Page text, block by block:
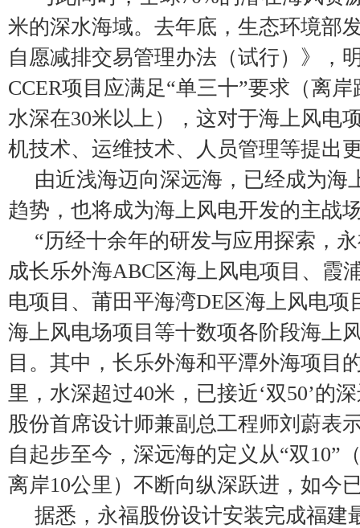
米的深水海域。去年底，生态环境部
自愿减排交易管理办法（试行）》，
CCER项目应满足“单三十”要求（离
水深在30米以上），这对于海上风电
机技术、运维技术、人员管理等提出
由近浅海迈向深远海，已经成为海
趋势，也将成为海上风电开发的主战
“历经十余年的研发与应用探索，
成长乐外海ABC区海上风电项目、霞
电项目、莆田平海湾DE区海上风电项
海上风电场项目等十数项各阶段海上
目。其中，长乐外海和平潭外海项目
里，水深超过40米，已接近‘双50’的
股份首席设计师兼副总工程师刘蔚表
自起步至今，深远海的定义从“双10”
离岸10公里）不断向纵深跃进，如今
据悉，永福股份设计安装完成福建